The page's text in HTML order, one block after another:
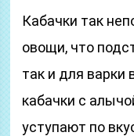
Кабачки так
овощи, что
так и для варки
кабачки с
уступают по